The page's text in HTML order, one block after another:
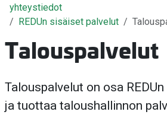
yhteystiedot
REDUn sisäiset palvelut
Talouspalvelut
Talouspalvelut on osa
ja tuottaa taloushallinnon